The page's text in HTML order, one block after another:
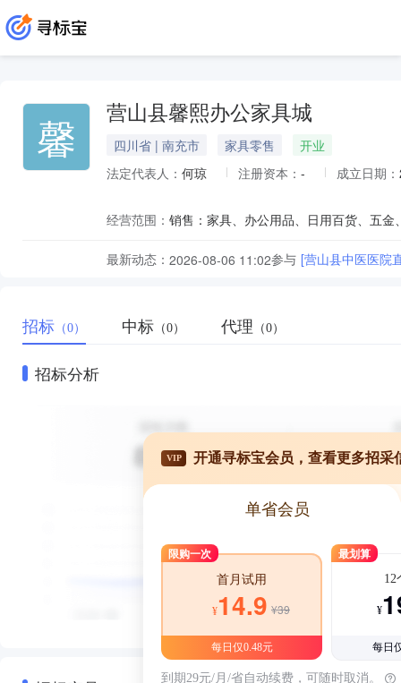
馨 营山县馨熙办公家具城
四川省 | 南充市 家具零售
开业
法定代表人： 何琼 注册资本： - 成立日期：
经营范围：
最新动态： 2026-08-06 11:02参与 [营山县中医医院
招标 （0） 中标 （0） 代理 （0）
招标分析
VIP 开通寻标宝会员，查看更多招采
单省会员
限购一次
首月试用
¥14.9 ¥39
每日仅0.48元
最划算
12
¥
每日
到期29元/月/省自动续费，可随时取消。